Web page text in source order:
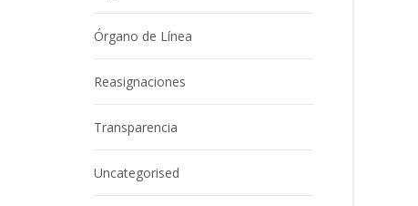
Órgano de Línea
Reasignaciones
Transparencia
Uncategorised